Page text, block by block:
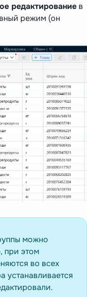
редактирование в
режим (он
можно
при этом
во всех
устанавливается